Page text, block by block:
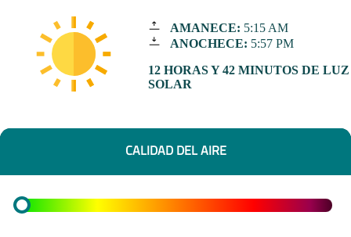
AMANECE: 5:15 AM
ANOCHECE: 5:57 PM
12 HORAS Y 42 MINUTOS DE LUZ
SOLAR
CALIDAD DEL AIRE